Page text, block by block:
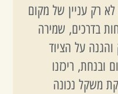
רק עניין של מקום
בדרכים, שמירה
והגנה על הציוד
ובנחת, ריכזנו
משקל נכונה